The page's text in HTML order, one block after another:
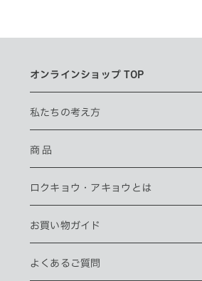
オンラインショップ TOP
私たちの考え方
商 品
ロクキョウ・ アキョウとは
お買い物ガイド
よくあるご質問